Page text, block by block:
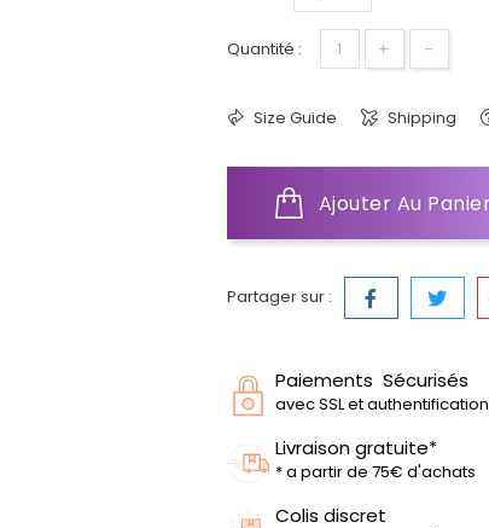
Quantité : + -
Size Guide Shipping
Ajouter Au
Partager sur :
Paiements Sécurisés
avec SSL et
Livraison gratuite*
* a partir de 75€ d'achats
Colis discret